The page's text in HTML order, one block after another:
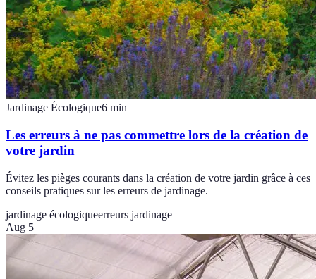
Jardinage Écologique6 min
Les erreurs à ne pas commettre lors de la création de
votre jardin
Évitez les pièges courants dans la création de votre jardin grâce à ces
conseils pratiques sur les erreurs de jardinage.
jardinage écologiqueerreurs jardinage
Aug 5